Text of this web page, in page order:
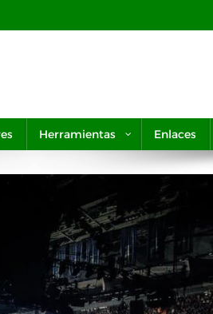
Herramientas Enlaces